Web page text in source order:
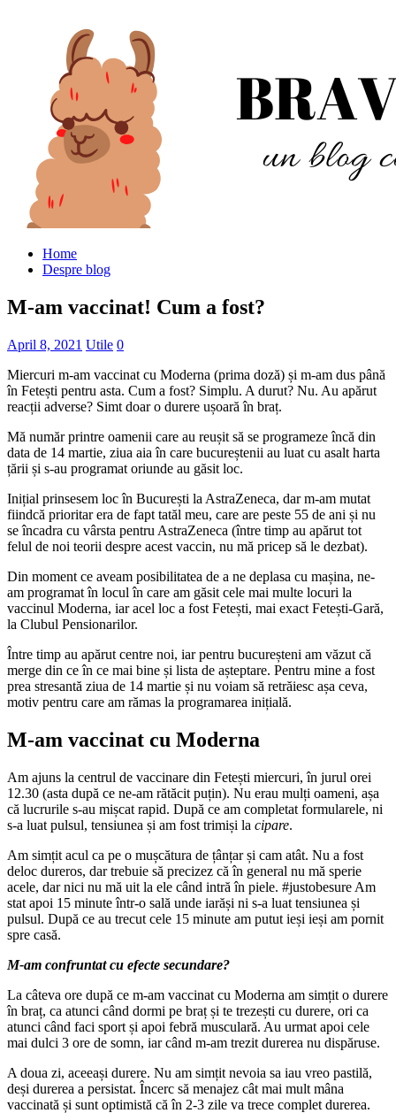
Home
Despre blog
M-am vaccinat! Cum a fost?
April 8, 2021 Utile 0
Miercuri m-am vaccinat cu Moderna (prima doză) și m-am dus până
în Fetești pentru asta. Cum a fost? Simplu. A durut? Nu. Au apărut
reacții adverse? Simt doar o durere ușoară în braț.
Mă număr printre oamenii care au reușit să se programeze încă din
data de 14 martie, ziua aia în care bucureștenii au luat cu asalt harta
țării și s-au programat oriunde au găsit loc.
Inițial prinsesem loc în București la AstraZeneca, dar m-am mutat
fiindcă prioritar era de fapt tatăl meu, care are peste 55 de ani și nu
se încadra cu vârsta pentru AstraZeneca (între timp au apărut tot
felul de noi teorii despre acest vaccin, nu mă pricep să le dezbat).
Din moment ce aveam posibilitatea de a ne deplasa cu mașina, ne-
am programat în locul în care am găsit cele mai multe locuri la
vaccinul Moderna, iar acel loc a fost Fetești, mai exact Fetești-Gară,
la Clubul Pensionarilor.
Între timp au apărut centre noi, iar pentru bucureșteni am văzut că
merge din ce în ce mai bine și lista de așteptare. Pentru mine a fost
prea stresantă ziua de 14 martie și nu voiam să retrăiesc așa ceva,
motiv pentru care am rămas la programarea inițială.
M-am vaccinat cu Moderna
Am ajuns la centrul de vaccinare din Fetești miercuri, în jurul orei
12.30 (asta după ce ne-am rătăcit puțin). Nu erau mulți oameni, așa
că lucrurile s-au mișcat rapid. După ce am completat formularele, ni
s-a luat pulsul, tensiunea și am fost trimiși la cipare.
Am simțit acul ca pe o mușcătura de țânțar și cam atât. Nu a fost
deloc dureros, dar trebuie să precizez că în general nu mă sperie
acele, dar nici nu mă uit la ele când intră în piele. #justobesure Am
stat apoi 15 minute într-o sală unde iarăși ni s-a luat tensiunea și
pulsul. După ce au trecut cele 15 minute am putut ieși ieși am pornit
spre casă.
M-am confruntat cu efecte secundare?
La câteva ore după ce m-am vaccinat cu Moderna am simțit o durere
în braț, ca atunci când dormi pe braț și te trezești cu durere, ori ca
atunci când faci sport și apoi febră musculară. Au urmat apoi cele
mai dulci 3 ore de somn, iar când m-am trezit durerea nu dispăruse.
A doua zi, aceeași durere. Nu am simțit nevoia sa iau vreo pastilă,
deși durerea a persistat. Încerc să menajez cât mai mult mâna
vaccinată și sunt optimistă că în 2-3 zile va trece complet durerea.